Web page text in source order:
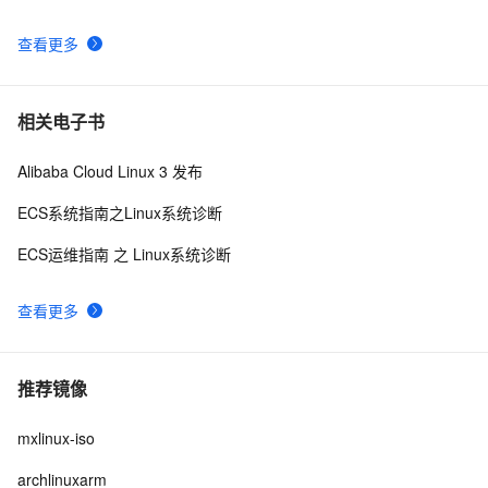
查看更多
相关电子书
查看更多
Alibaba Cloud Linux 3 发布
ECS系统指南之Linux系统诊断
ECS运维指南 之 Linux系统诊断
推荐镜像
mxlinux-iso
archlinuxarm